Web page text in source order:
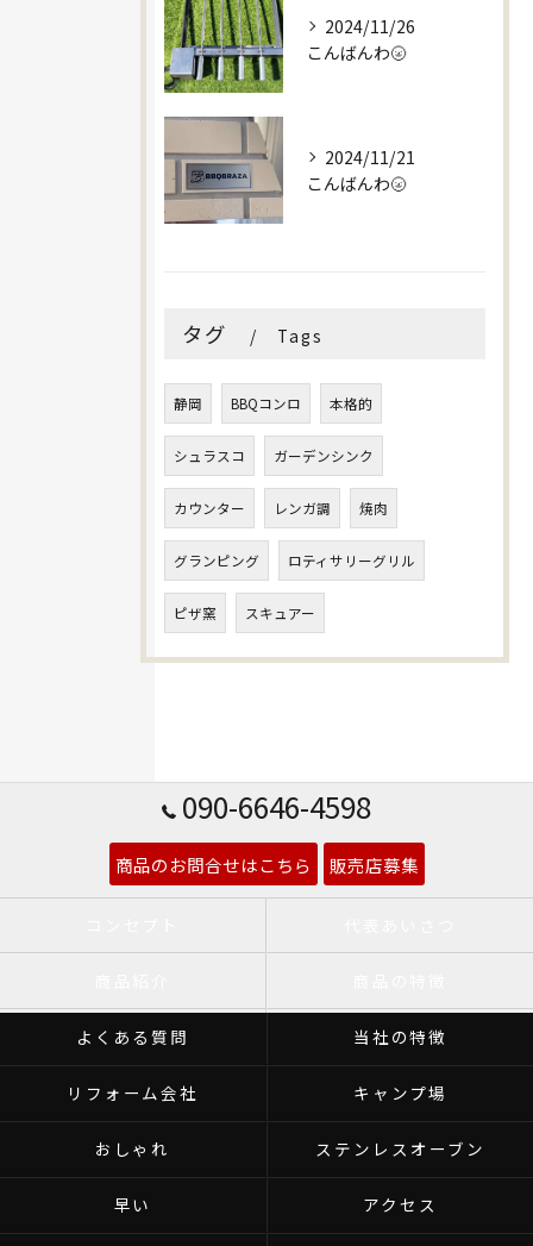
2024/11/26
こんばんわ🌝
2024/11/21
こんばんわ🌝
タグ Tags
静岡 BBQコンロ 本格的
シュラスコ ガーデンシンク
カウンター レンガ調 焼肉
グランピング ロティサリーグリル
ピザ窯 スキュアー
090-6646-4598
商品のお問合せはこちら 販売店募集
よくある質問 当社の特徴
リフォーム会社 キャンプ場
おしゃれ ステンレスオーブン
早い アクセス